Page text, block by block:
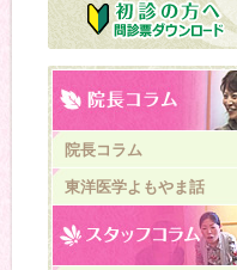
院長コラム
東洋医学よもやま話